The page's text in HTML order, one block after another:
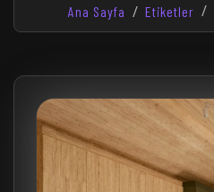
Ana Sayfa Etiketler